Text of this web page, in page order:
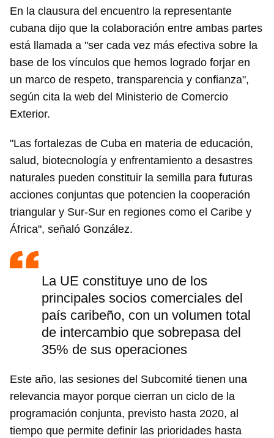
En la clausura del encuentro la representante
cubana dijo que la colaboración entre ambas partes
está llamada a "ser cada vez más efectiva sobre la
base de los vínculos que hemos logrado forjar en
un marco de respeto, transparencia y confianza",
según cita la web del Ministerio de Comercio
Exterior.
"Las fortalezas de Cuba en materia de educación,
salud, biotecnología y enfrentamiento a desastres
naturales pueden constituir la semilla para futuras
acciones conjuntas que potencien la cooperación
triangular y Sur-Sur en regiones como el Caribe y
África", señaló González.
La UE constituye uno de los
principales socios comerciales del
país caribeño, con un volumen total
de intercambio que sobrepasa del
35% de sus operaciones
Este año, las sesiones del Subcomité tienen una
relevancia mayor porque cierran un ciclo de la
programación conjunta, previsto hasta 2020, al
tiempo que permite definir las prioridades hasta